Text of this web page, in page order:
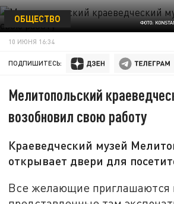
ФОТО:
ОБЩЕСТВО
10 ИЮНЯ 16:34
ПОДПИШИТЕСЬ:
Мелитопольский
возобновил свою работу
Краеведческий музей
открывает двери для
Все желающие приглашаются